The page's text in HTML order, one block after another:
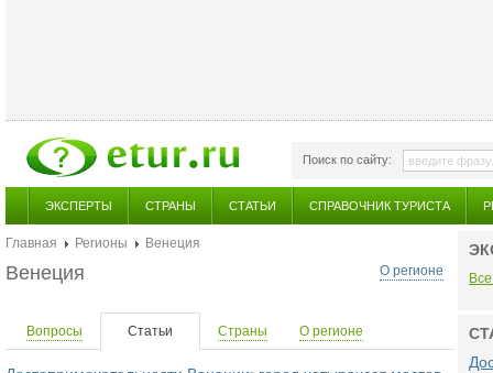
Поиск по сайту:
ЭКСПЕРТЫ СТРАНЫ СТАТЬИ СПРАВОЧНИК ТУРИСТА
Главная Регионы
Венеция
О регионе
Венеция
Вопросы Статьи Страны О регионе